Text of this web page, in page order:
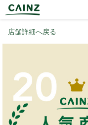
店舗詳細へ戻る